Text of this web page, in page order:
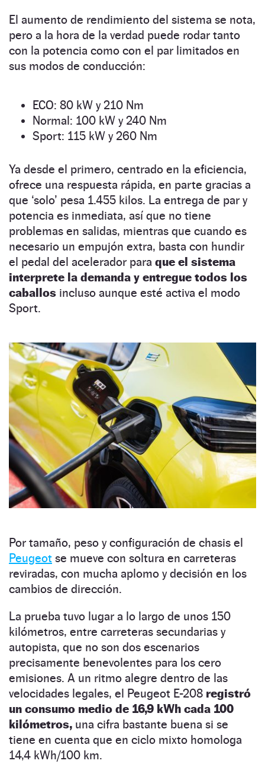
El aumento de rendimiento del sistema se nota,
pero a la hora de la verdad puede rodar tanto
con la potencia como con el par limitados en
sus modos de conducción:
ECO: 80 kW y 210 Nm
Normal: 100 kW y 240 Nm
Sport: 115 kW y 260 Nm
Ya desde el primero, centrado en la eficiencia,
ofrece una respuesta rápida, en parte gracias a
que ‘solo’ pesa 1.455 kilos. La entrega de par y
potencia es inmediata, así que no tiene
problemas en salidas, mientras que cuando es
necesario un empujón extra, basta con hundir
el pedal del acelerador para que el sistema
interprete la demanda y entregue todos los
caballos incluso aunque esté activa el modo
Sport.
Por tamaño, peso y configuración de chasis el
Peugeot se mueve con soltura en carreteras
reviradas, con mucha aplomo y decisión en los
cambios de dirección.
La prueba tuvo lugar a lo largo de unos 150
kilómetros, entre carreteras secundarias y
autopista, que no son dos escenarios
precisamente benevolentes para los cero
emisiones. A un ritmo alegre dentro de las
velocidades legales, el Peugeot E-208 registró
un consumo medio de 16,9 kWh cada 100
kilómetros, una cifra bastante buena si se
tiene en cuenta que en ciclo mixto homologa
14,4 kWh/100 km.